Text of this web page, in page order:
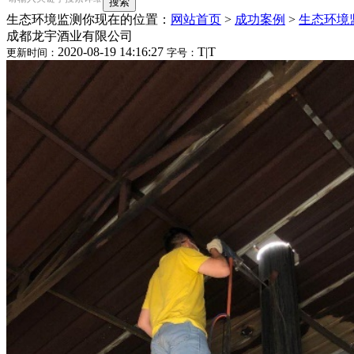
生态环境监测你现在的位置： 网站首页 > 成功案例 > 生态环境
成都龙宇酒业有限公司
更新时间： 2020-08-19 14:16:27 字号： T|T